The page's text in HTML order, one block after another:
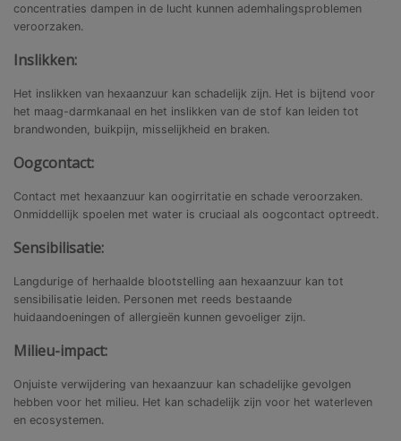
concentraties dampen in de lucht kunnen ademhalingsproblemen
veroorzaken.
Inslikken:
Het inslikken van hexaanzuur kan schadelijk zijn. Het is bijtend voor
het maag-darmkanaal en het inslikken van de stof kan leiden tot
brandwonden, buikpijn, misselijkheid en braken.
Oogcontact:
Contact met hexaanzuur kan oogirritatie en schade veroorzaken.
Onmiddellijk spoelen met water is cruciaal als oogcontact optreedt.
Sensibilisatie:
Langdurige of herhaalde blootstelling aan hexaanzuur kan tot
sensibilisatie leiden. Personen met reeds bestaande
huidaandoeningen of allergieën kunnen gevoeliger zijn.
Milieu-impact:
Onjuiste verwijdering van hexaanzuur kan schadelijke gevolgen
hebben voor het milieu. Het kan schadelijk zijn voor het waterleven
en ecosystemen.